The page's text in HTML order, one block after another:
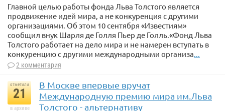
Главной целью работы фонда Льва Толстого является
продвижение идей мира, а не конкуренция с другими
организациями. Об этом 10 сентября «Известиям»
сообщил внук Шарля де Голля Пьер де Голль.«Фонд Льва
Толстого работает на дело мира и не намерен вступать в
конкуренцию с другими международными организа...
2 комментария
отметили
21
в архиве
В Москве впервые вручат
Международную премию мира им.Льва
Толстого - альтернативу